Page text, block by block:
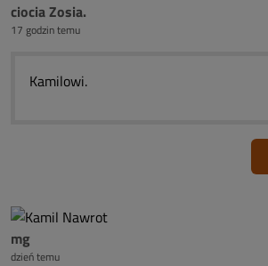
ciocia Zosia.
17 godzin temu
Kamilowi.
mg
dzień temu